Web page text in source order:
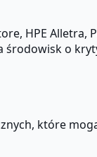
HPE Alletra,
o
które